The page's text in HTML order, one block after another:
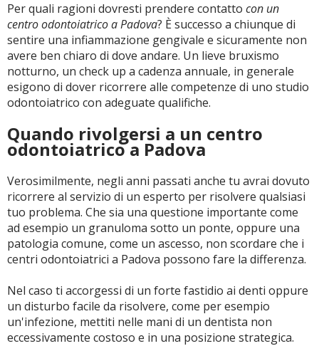
CERCA
Per quali ragioni dovresti prendere contatto con un
centro odontoiatrico a Padova? È successo a chiunque di
sentire una infiammazione gengivale e sicuramente non
avere ben chiaro di dove andare. Un lieve bruxismo
notturno, un check up a cadenza annuale, in generale
esigono di dover ricorrere alle competenze di uno studio
odontoiatrico con adeguate qualifiche.
Quando rivolgersi a un centro
odontoiatrico a Padova
Verosimilmente, negli anni passati anche tu avrai dovuto
ricorrere al servizio di un esperto per risolvere qualsiasi
tuo problema. Che sia una questione importante come
ad esempio un granuloma sotto un ponte, oppure una
patologia comune, come un ascesso, non scordare che i
centri odontoiatrici a Padova possono fare la differenza.
Nel caso ti accorgessi di un forte fastidio ai denti oppure
un disturbo facile da risolvere, come per esempio
un'infezione, mettiti nelle mani di un dentista non
eccessivamente costoso e in una posizione strategica.